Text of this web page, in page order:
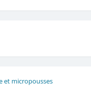
et micropousses